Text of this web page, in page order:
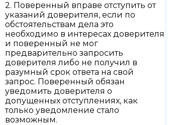
2. Поверенный вправе отступить от
указаний доверителя, если по
обстоятельствам дела это
необходимо в интересах доверителя
и поверенный не мог
предварительно запросить
доверителя либо не получил в
разумный срок ответа на свой
запрос. Поверенный обязан
уведомить доверителя о
допущенных отступлениях, как
только уведомление стало
возможным.